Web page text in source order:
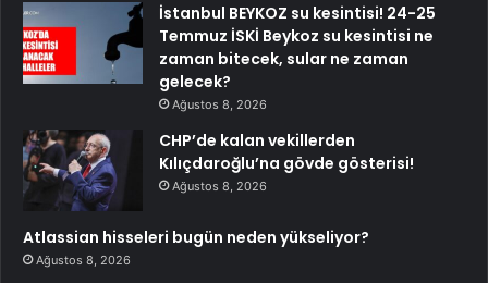
İstanbul BEYKOZ su kesintisi! 24-25
Temmuz İSKİ Beykoz su kesintisi ne
zaman bitecek, sular ne zaman
gelecek?
Ağustos 8, 2026
CHP’de kalan vekillerden
Kılıçdaroğlu’na gövde gösterisi!
Ağustos 8, 2026
Atlassian hisseleri bugün neden yükseliyor?
Ağustos 8, 2026